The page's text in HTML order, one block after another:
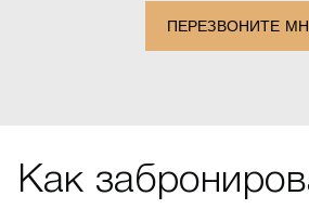
ПЕРЕЗВОНИТЕ
Как